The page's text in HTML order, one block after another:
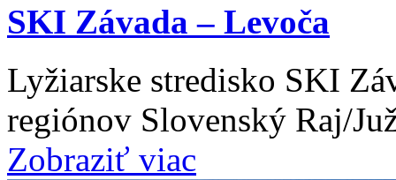
SKI Závada – Levoča
Lyžiarske stredisko SKI
regiónov Slovenský Raj/
Zobraziť viac